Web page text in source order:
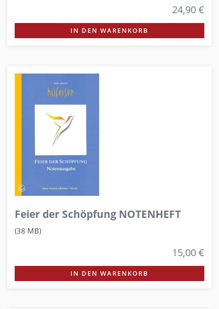
24,90 €
IN DEN WARENKORB
Feier der Schöpfung NOTENHEFT
(38 MB)
15,00 €
IN DEN WARENKORB